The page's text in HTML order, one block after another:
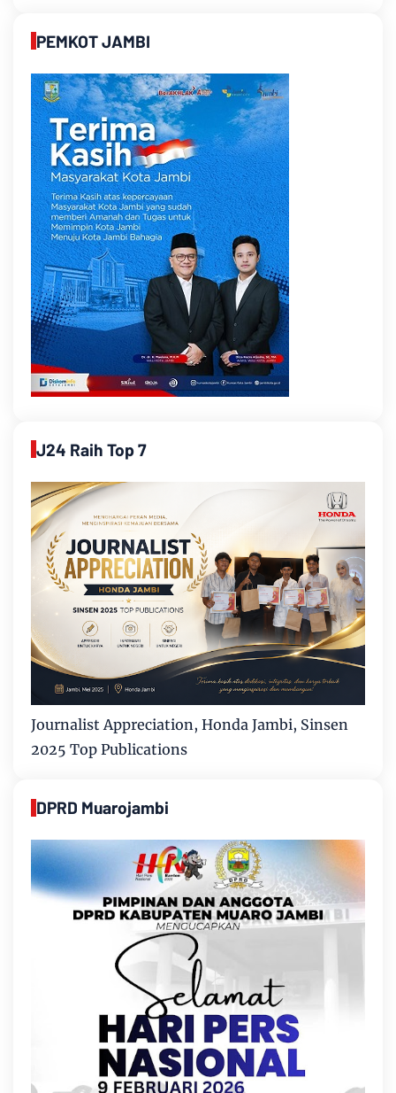
PEMKOT JAMBI
J24 Raih Top 7
Journalist Appreciation, Honda Jambi, Sinsen
2025 Top Publications
DPRD Muarojambi